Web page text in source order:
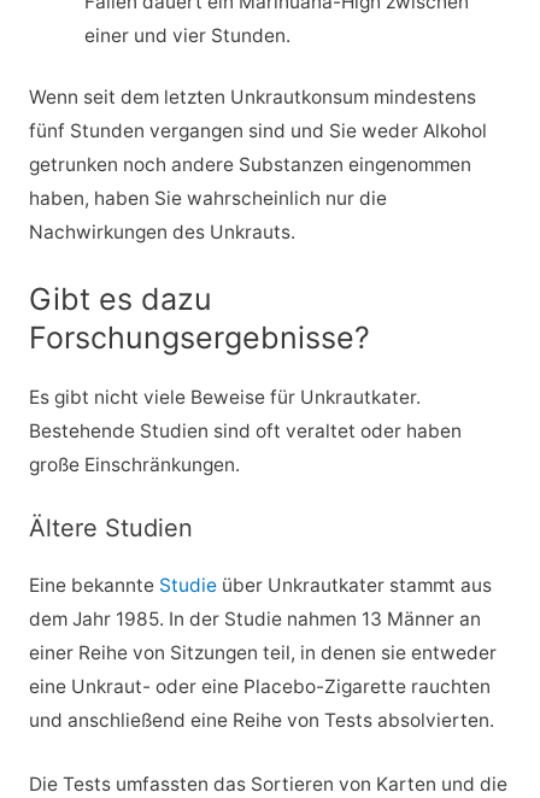
einer und vier Stunden.
Wenn seit dem letzten Unkrautkonsum mindestens
fünf Stunden vergangen sind und Sie weder Alkohol
getrunken noch andere Substanzen eingenommen
haben, haben Sie wahrscheinlich nur die
Nachwirkungen des Unkrauts.
Gibt es dazu
Forschungsergebnisse?
Es gibt nicht viele Beweise für Unkrautkater.
Bestehende Studien sind oft veraltet oder haben
große Einschränkungen.
Ältere Studien
Eine bekannte Studieüber Unkrautkater stammt aus
dem Jahr 1985. In der Studie nahmen 13 Männer an
einer Reihe von Sitzungen teil, in denen sie entweder
eine Unkraut- oder eine Placebo-Zigarette rauchten
und anschließend eine Reihe von Tests absolvierten.
Die Tests umfassten das Sortieren von Karten und die